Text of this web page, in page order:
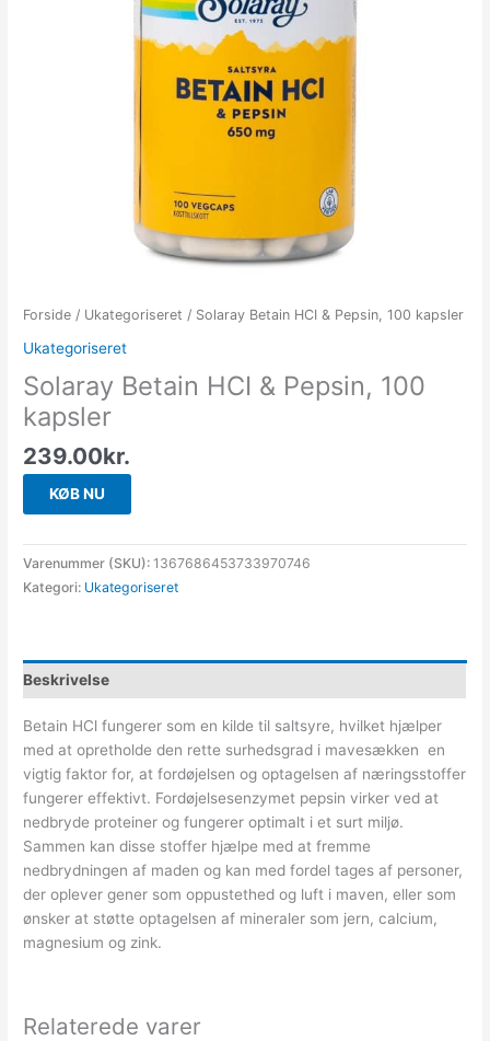
Forside / Ukategoriseret / Solaray Betain HCI & Pepsin, 100 kapsler
Ukategoriseret
Solaray Betain HCI & Pepsin, 100
kapsler
239.00kr.
KØB NU
Varenummer (SKU): 1367686453733970746
Kategori: Ukategoriseret
Beskrivelse
Betain HCl fungerer som en kilde til saltsyre, hvilket hjælper
med at opretholde den rette surhedsgrad i mavesækken  en
vigtig faktor for, at fordøjelsen og optagelsen af næringsstoffer
fungerer effektivt. Fordøjelsesenzymet pepsin virker ved at
nedbryde proteiner og fungerer optimalt i et surt miljø.
Sammen kan disse stoffer hjælpe med at fremme
nedbrydningen af maden og kan med fordel tages af personer,
der oplever gener som oppustethed og luft i maven, eller som
ønsker at støtte optagelsen af mineraler som jern, calcium,
magnesium og zink.
Relaterede varer